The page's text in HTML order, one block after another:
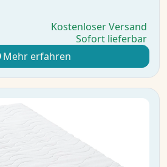
Kostenloser Versand
Sofort lieferbar
Mehr erfahren